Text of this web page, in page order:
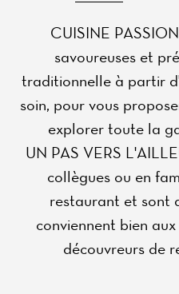
CUISINE
savoureuses et
traditionnelle à partir
soin, pour vous
explorer toute la
UN PAS VERS
collègues ou en
restaurant et sont
conviennent bien
découvreurs de